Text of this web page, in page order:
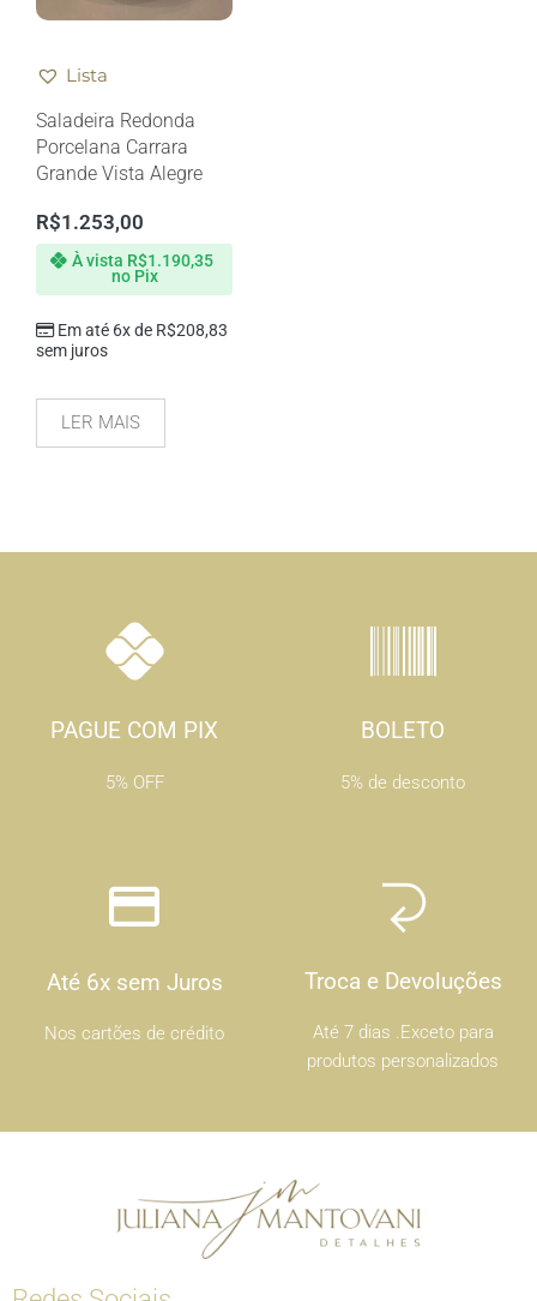
Lista
Saladeira Redonda
Porcelana Carrara
Grande Vista Alegre
R$1.253,00
Em até 6x de R$208,83
sem juros
À vista R$1.190,35
no Pix
LER MAIS
PAGUE COM PIX
5% OFF
BOLETO
5% de desconto
Até 6x sem Juros
Nos cartões de crédito
Troca e Devoluções
Até 7 dias .Exceto para
produtos personalizados